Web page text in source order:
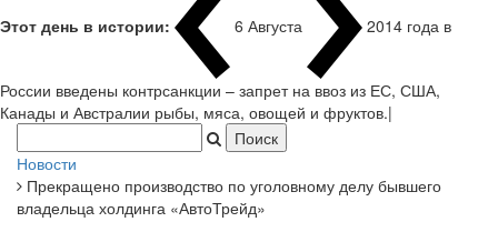
Этот день в истории: 6 Августа 2014 года в
России введены контрсанкции – запрет на ввоз из ЕС, США,
Канады и Австралии рыбы, мяса, овощей и фруктов.|
Новости
Прекращено производство по уголовному делу бывшего
владельца холдинга «АвтоТрейд»